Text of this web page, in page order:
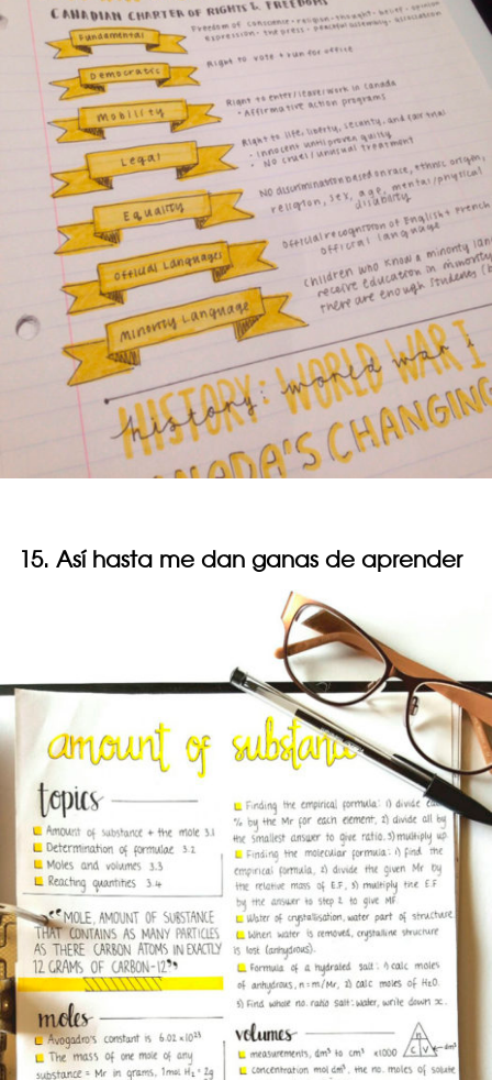
15. Así hasta me dan ganas de aprender